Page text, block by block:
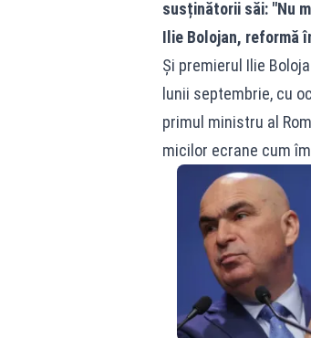
susținătorii săi: "Nu
Ilie Bolojan, reformă
Și premierul Ilie
lunii septembrie, cu
primul ministru al
micilor ecrane cum